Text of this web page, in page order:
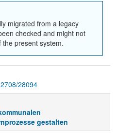
migrated from a legacy
checked and might not
present system.
28094
gestalten